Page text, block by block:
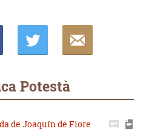
Potestà
de Joaquín de Fiore